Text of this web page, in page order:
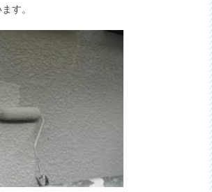
す。